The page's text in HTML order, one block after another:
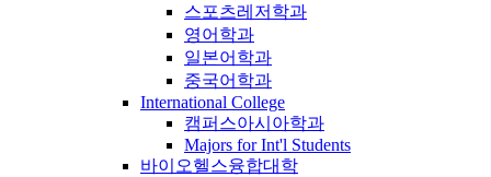
스포츠레저학과
영어학과
일본어학과
중국어학과
International College
캠퍼스아시아학과
Majors for Int'l Students
바이오헬스융합대학